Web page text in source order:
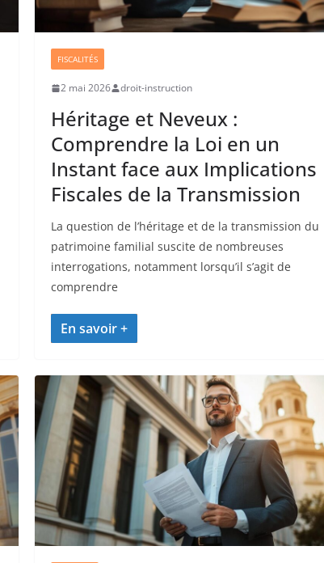
FISCALITÉS
2 mai 2026 droit-instruction
Héritage et Neveux :
Comprendre la Loi en un
Instant face aux Implications
Fiscales de la Transmission
La question de l’héritage et de la transmission du
patrimoine familial suscite de nombreuses
interrogations, notamment lorsqu’il s’agit de
comprendre